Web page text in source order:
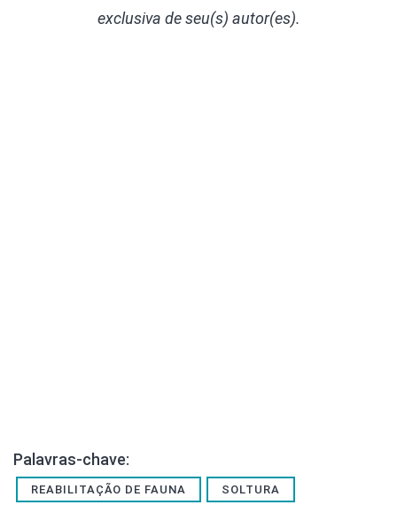
exclusiva de seu(s) autor(es).
Palavras-chave:
REABILITAÇÃO DE FAUNA SOLTURA